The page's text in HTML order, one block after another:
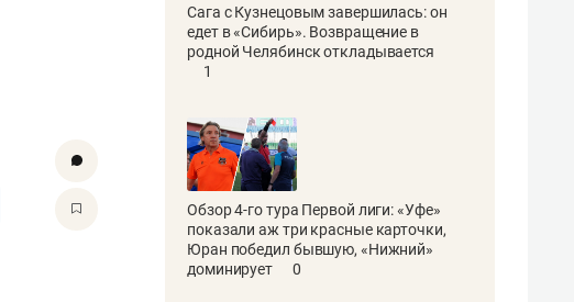
Сага с Кузнецовым завершилась: он
едет в «Сибирь». Возвращение в
родной Челябинск откладывается
1
Обзор 4-го тура Первой лиги: «Уфе»
показали аж три красные карточки,
Юран победил бывшую, «Нижний»
доминирует
0